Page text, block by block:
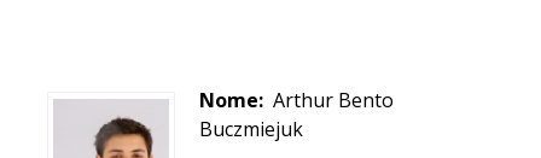
Nome: Arthur Bento
Buczmiejuk